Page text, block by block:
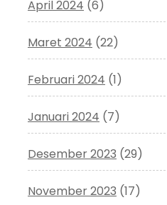
April 2024 (6)
Maret 2024 (22)
Februari 2024 (1)
Januari 2024 (7)
Desember 2023 (29)
November 2023 (17)